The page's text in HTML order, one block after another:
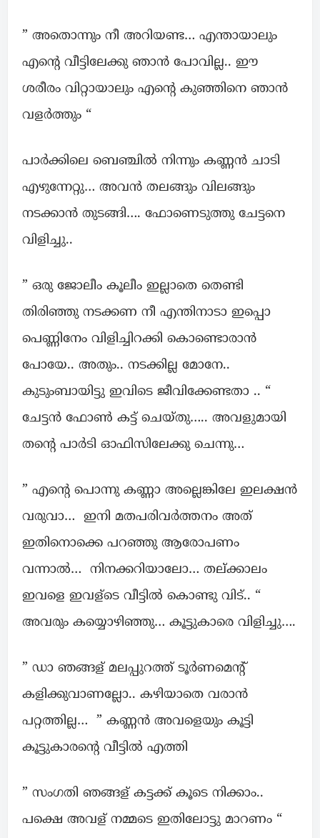
” അതൊന്നും നീ അറിയണ്ട… എന്തായാലും
എന്റെ വീട്ടിലേക്കു ഞാൻ പോവില്ല.. ഈ
ശരീരം വിറ്റായാലും എന്റെ കുഞ്ഞിനെ ഞാൻ
വളർത്തും “
പാർക്കിലെ ബെഞ്ചിൽ നിന്നും കണ്ണൻ ചാടി
എഴുന്നേറ്റു… അവൻ തലങ്ങും വിലങ്ങും
നടക്കാൻ തുടങ്ങി…. ഫോണെടുത്തു ചേട്ടനെ
വിളിച്ചു..
” ഒരു ജോലീം കൂലീം ഇല്ലാതെ തെണ്ടി
തിരിഞ്ഞു നടക്കണ നീ എന്തിനാടാ ഇപ്പൊ
പെണ്ണിനേം വിളിച്ചിറക്കി കൊണ്ടൊരാൻ
പോയേ.. അതും.. നടക്കില്ല മോനേ..
കുടുംബായിട്ടു ഇവിടെ ജീവിക്കേണ്ടതാ .. “
ചേട്ടൻ ഫോൺ കട്ട് ചെയ്‌തു….. അവളുമായി
തന്റെ പാർടി ഓഫിസിലേക്കു ചെന്നു…
” എന്റെ പൊന്നു കണ്ണാ അല്ലെങ്കിലേ ഇലക്ഷൻ
വരുവാ… ഇനി മതപരിവർത്തനം അത്
ഇതിനൊക്കെ പറഞ്ഞു ആരോപണം
വന്നാൽ… നിനക്കറിയാലോ… തല്ക്കാലം
ഇവളെ ഇവള്ടെ വീട്ടിൽ കൊണ്ടു വിട്.. “
അവരും കയ്യൊഴിഞ്ഞു… കൂട്ടുകാരെ വിളിച്ചു….
” ഡാ ഞങ്ങള് മലപ്പുറത്ത് ടൂർണമെന്റ്
കളിക്കുവാണല്ലോ.. കഴിയാതെ വരാൻ
പറ്റത്തില്ല… ” കണ്ണൻ അവളെയും കൂട്ടി
കൂട്ടുകാരന്റെ വീട്ടിൽ എത്തി
” സംഗതി ഞങ്ങള് കട്ടക്ക് കൂടെ നിക്കാം..
പക്ഷെ അവള് നമ്മടെ ഇതിലോട്ടു മാറണം “